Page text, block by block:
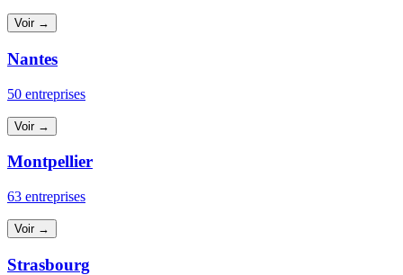
Voir →
Nantes
50 entreprises
Voir →
Montpellier
63 entreprises
Voir →
Strasbourg